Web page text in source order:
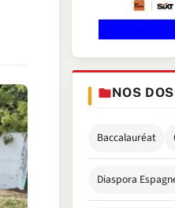
NOS
Baccalauréat
Diaspora